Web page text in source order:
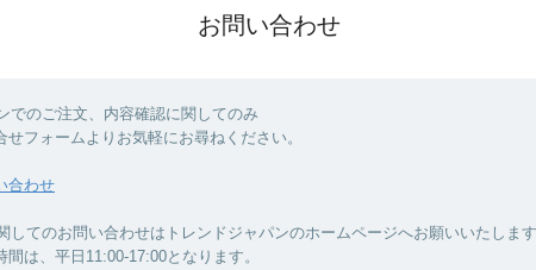
お問い合わせ
でのご注文、内容確認に関してのみ
せフォームよりお気軽にお尋ねください。
合わせ
してのお問い合わせはトレンドジャパンのホームページへお願いいたしま
間は、平日11:00-17:00となります。